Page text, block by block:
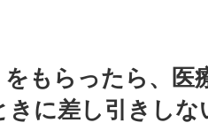
もらったら、医
に差し引きしな